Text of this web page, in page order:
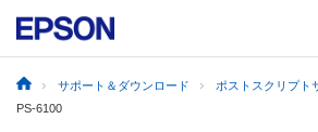
サポート＆ダウンロード
ポストスクリプト
PS-6100